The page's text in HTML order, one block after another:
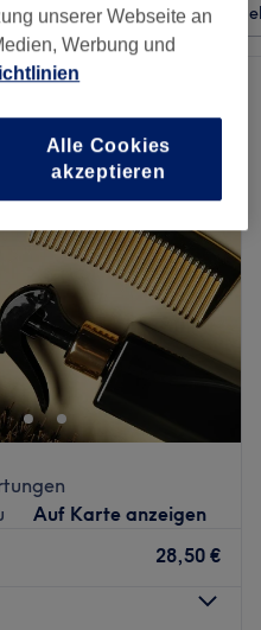
Salons
- bikini in Dessau-Roßlau
Auf Karte anzeigen
28,50 €
unserer Webseite an
Werbung und
Alle Cookies
akzeptieren